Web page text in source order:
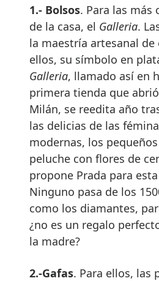
1.- Bolsos. Para las más
de la casa, el Galleria.
la maestría artesanal de
ellos, su símbolo en
Galleria, llamado así en
primera tienda que
Milán, se reedita año
las delicias de las
modernas, los
peluche con flores de
propone Prada para
Ninguno pasa de los
como los diamantes,
¿no es un regalo
la madre?
2.-Gafas. Para ellos, las